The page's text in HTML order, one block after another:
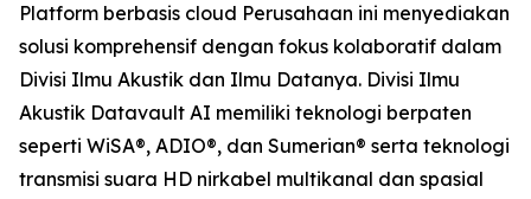
Platform berbasis cloud Perusahaan ini menyediakan
solusi komprehensif dengan fokus kolaboratif dalam
Divisi Ilmu Akustik dan Ilmu Datanya. Divisi Ilmu
Akustik Datavault AI memiliki teknologi berpaten
seperti WiSA®, ADIO®, dan Sumerian® serta teknologi
transmisi suara HD nirkabel multikanal dan spasial